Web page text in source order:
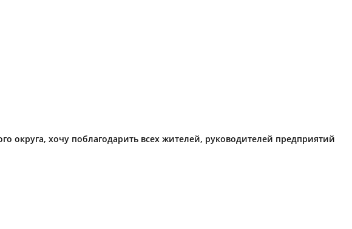
хочу поблагодарить всех жителей, руководителей предприятий